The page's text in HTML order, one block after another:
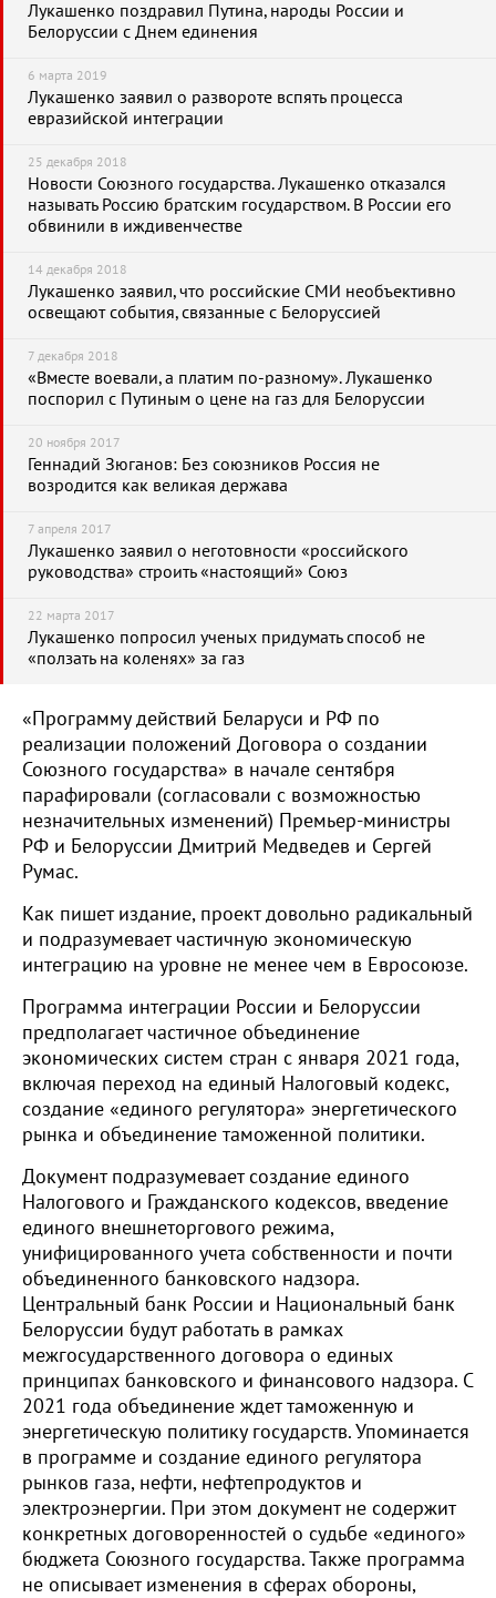
Лукашенко поздравил Путина, народы России и
Белоруссии с Днем единения
6 марта 2019
Лукашенко заявил о развороте вспять процесса
евразийской интеграции
25 декабря 2018
Новости Союзного государства. Лукашенко отказался
называть Россию братским государством. В России его
обвинили в иждивенчестве
14 декабря 2018
Лукашенко заявил, что российские СМИ необъективно
освещают события, связанные с Белоруссией
7 декабря 2018
«Вместе воевали, а платим по-разному». Лукашенко
поспорил с Путиным о цене на газ для Белоруссии
20 ноября 2017
Геннадий Зюганов: Без союзников Россия не
возродится как великая держава
7 апреля 2017
Лукашенко заявил о неготовности «российского
руководства» строить «настоящий» Союз
22 марта 2017
Лукашенко попросил ученых придумать способ не
«ползать на коленях» за газ
«Программу действий Беларуси и РФ по
реализации положений Договора о создании
Союзного государства» в начале сентября
парафировали (согласовали с возможностью
незначительных изменений) Премьер-министры
РФ и Белоруссии Дмитрий Медведев и Сергей
Румас.
Как пишет издание, проект довольно радикальный
и подразумевает частичную экономическую
интеграцию на уровне не менее чем в Евросоюзе.
Программа интеграции России и Белоруссии
предполагает частичное объединение
экономических систем стран с января 2021 года,
включая переход на единый Налоговый кодекс,
создание «единого регулятора» энергетического
рынка и объединение таможенной политики.
Документ подразумевает создание единого
Налогового и Гражданского кодексов, введение
единого внешнеторгового режима,
унифицированного учета собственности и почти
объединенного банковского надзора.
Центральный банк России и Национальный банк
Белоруссии будут работать в рамках
межгосударственного договора о единых
принципах банковского и финансового надзора. C
2021 года объединение ждет таможенную и
энергетическую политику государств. Упоминается
в программе и создание единого регулятора
рынков газа, нефти, нефтепродуктов и
электроэнергии. При этом документ не содержит
конкретных договоренностей о судьбе «единого»
бюджета Союзного государства. Также программа
не описывает изменения в сферах обороны,